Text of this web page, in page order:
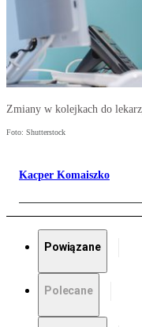
Zmiany w kolejkach do
Foto: Shutterstock
Kacper Komaiszko
Powiązane
Polecane